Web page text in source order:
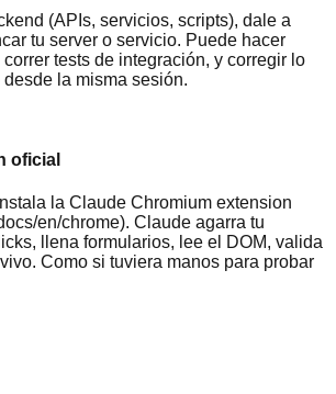
(APIs, servicios, scripts), dale a
tu server o servicio. Puede hacer
tests de integración, y corregir lo
la misma sesión.
oficial
la Claude Chromium extension
en/chrome). Claude agarra tu
llena formularios, lee el DOM, valida
Como si tuviera manos para probar